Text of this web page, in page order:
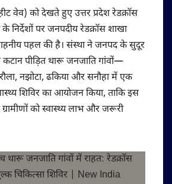
वेव) को देखते हुए उत्तर प्रदेश रेडक्रॉस
निर्देशों पर जनपदीय रेडक्रॉस शाखा
पहल की है। संस्था ने जनपद के सुदूर
कटान पीड़ित थारू जनजाति गांवों—
नझोटा, ढकिया और सनौहा में एक
शिविर का आयोजन किया, ताकि इस
को स्वास्थ्य लाभ और जरूरी